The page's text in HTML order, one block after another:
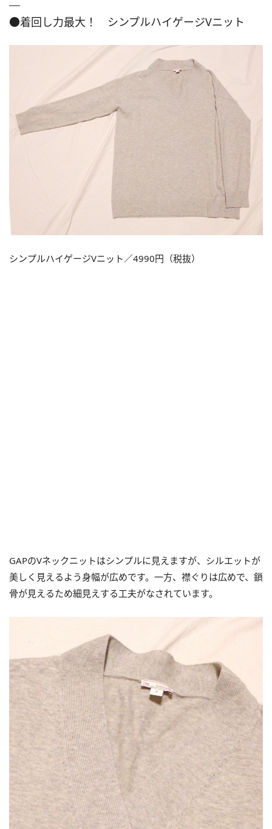
●着回し力最大！ シンプルハイゲージVニット
シンプルハイゲージVニット／4990円（税抜）
GAPのVネックニットはシンプルに見えますが、シルエットが
美しく見えるよう身幅が広めです。一方、襟ぐりは広めで、鎖
骨が見えるため細見えする工夫がなされています。